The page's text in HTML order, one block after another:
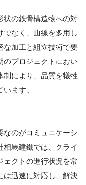
状の鉄骨構造物への対
でなく、曲線を多用し
な加工と組立技術で要
のプロジェクトにおい
制により、品質を犠牲
ます。
なのがコミュニケーシ
相馬建鐵では、クライ
ェクトの進行状況を常
は迅速に対応し、解決